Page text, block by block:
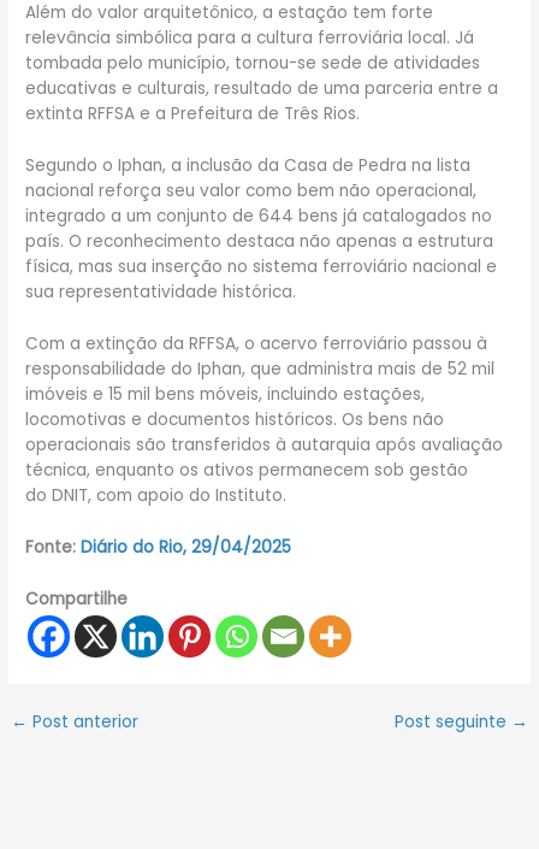
Além do valor arquitetônico, a estação tem forte
relevância simbólica para a cultura ferroviária local. Já
tombada pelo município, tornou-se sede de atividades
educativas e culturais, resultado de uma parceria entre a
extinta RFFSA e a Prefeitura de Três Rios.
Segundo o Iphan, a inclusão da Casa de Pedra na lista
nacional reforça seu valor como bem não operacional,
integrado a um conjunto de 644 bens já catalogados no
país. O reconhecimento destaca não apenas a estrutura
física, mas sua inserção no sistema ferroviário nacional e
sua representatividade histórica.
Com a extinção da RFFSA, o acervo ferroviário passou à
responsabilidade do Iphan, que administra mais de 52 mil
imóveis e 15 mil bens móveis, incluindo estações,
locomotivas e documentos históricos. Os bens não
operacionais são transferidos à autarquia após avaliação
técnica, enquanto os ativos permanecem sob gestão
do DNIT, com apoio do Instituto.
Fonte:Diário do Rio, 29/04/2025
Compartilhe
← Post anterior Post seguinte →